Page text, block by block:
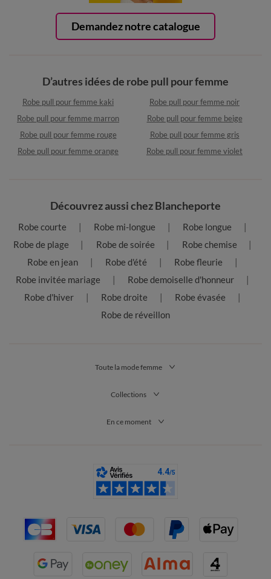
Demandez notre catalogue
D’autres idées de robe pull pour femme
Robe pull pour femme kaki
Robe pull pour femme noir
Robe pull pour femme marron
Robe pull pour femme beige
Robe pull pour femme rouge
Robe pull pour femme gris
Robe pull pour femme orange
Robe pull pour femme violet
Découvrez aussi chez Blancheporte
Robe courte Robe mi-longue
Robe longue
Robe de plage
Robe de soirée
Robe chemise
Robe en jean
Robe d'été
Robe fleurie
Robe invitée mariage
Robe demoiselle d'honneur
Robe d'hiver
Robe droite
Robe évasée
Robe de réveillon
Toute la mode femme
Collections
En ce moment